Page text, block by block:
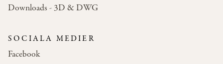
Downloads - 3D & DWG
SOCIALA MEDIER
Facebook